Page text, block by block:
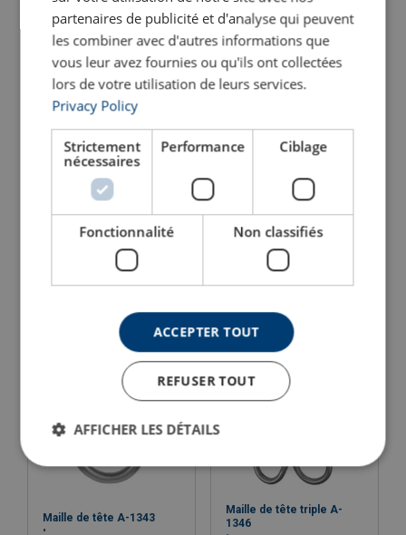
oeil A-1329
Pour grade 80 et 100
Charge d'épreuve : 2.5 x CMU
Matériau : Acier allié, trempé et revenu
Attention : pas de traitement thermique
Voir le produit
Maillon de jonction A1337
Utilisé avec des chaînes grade 80 ou grade 100
Système de verrouillage facilitant le montage et le démontage
Matériau : Acier allié, trempé et revenu
Finition : Peint
Maille de tête A-1343
Maille de tête triple A-
1346
partenaires de publicité et d'analyse qui peuvent
les combiner avec d'autres informations que
vous leur avez fournies ou qu'ils ont collectées
lors de votre utilisation de leurs services.
Privacy Policy
Strictement
nécessaires
Performance Ciblage
Fonctionnalité Non classifiés
ACCEPTER TOUT
REFUSER TOUT
AFFICHER LES DÉTAILS